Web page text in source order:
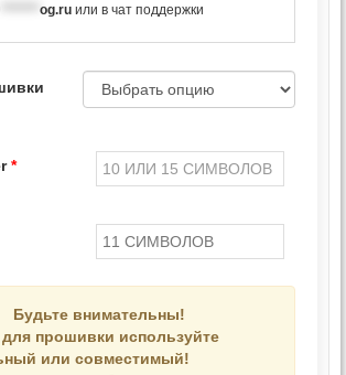
og.ru или в чат поддержки
*
Будьте внимательны!
прошивки используйте
или совместимый!